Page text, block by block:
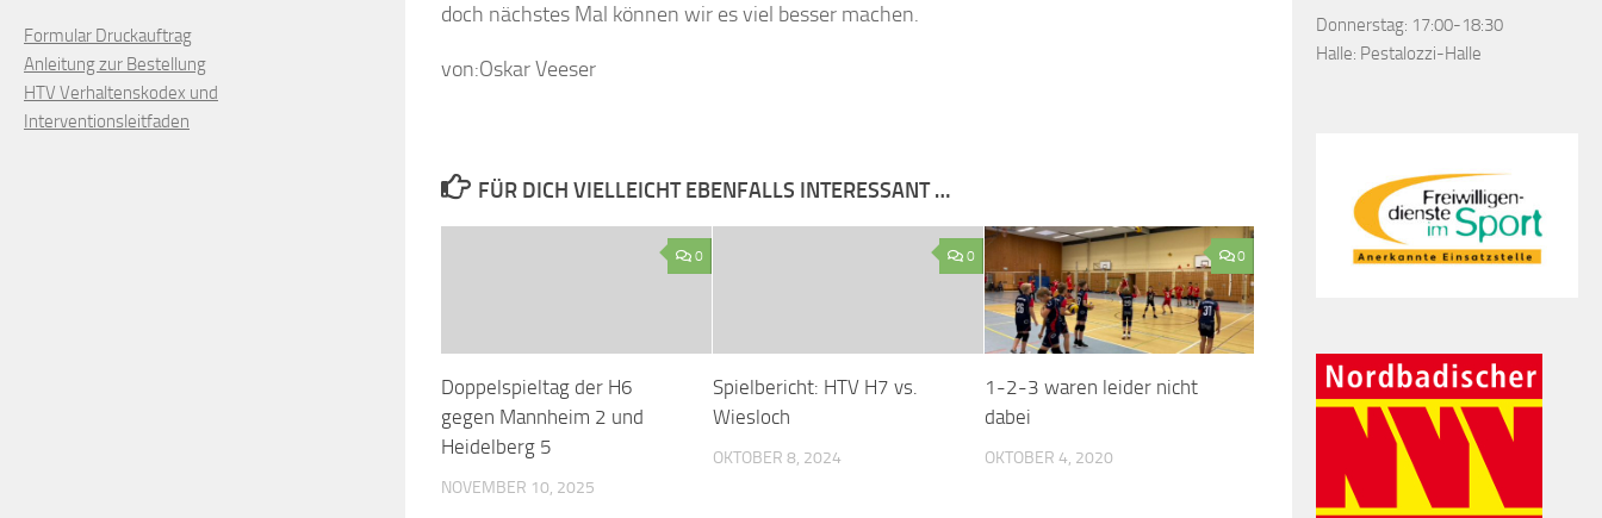
doch nächstes Mal können wir es viel besser machen.
von:Oskar Veeser
FÜR DICH VIELLEICHT EBENFALLS INTERESSANT …
0
Doppelspieltag der H6
gegen Mannheim 2 und
Heidelberg 5
NOVEMBER 10, 2025
0
Spielbericht: HTV H7 vs.
Wiesloch
OKTOBER 8, 2024
0
1-2-3 waren leider nicht
dabei
OKTOBER 4, 2020
Formular Druckauftrag
Anleitung zur Bestellung
HTV Verhaltenskodex und
Interventionsleitfaden
Donnerstag: 17:00-18:30
Halle: Pestalozzi-Halle